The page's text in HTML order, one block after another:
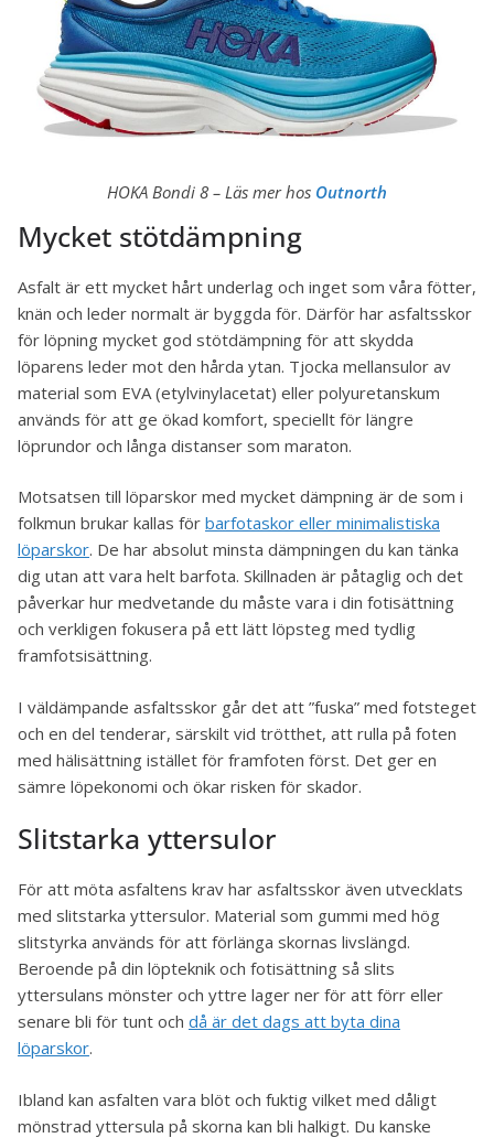
HOKA Bondi 8 – Läs mer hos Outnorth
Mycket stötdämpning
Asfalt är ett mycket hårt underlag och inget som våra fötter,
knän och leder normalt är byggda för. Därför har asfaltsskor
för löpning mycket god stötdämpning för att skydda
löparens leder mot den hårda ytan. Tjocka mellansulor av
material som EVA (etylvinylacetat) eller polyuretanskum
används för att ge ökad komfort, speciellt för längre
löprundor och långa distanser som maraton.
Motsatsen till löparskor med mycket dämpning är de som i
folkmun brukar kallas för barfotaskor eller minimalistiska
löparskor. De har absolut minsta dämpningen du kan tänka
dig utan att vara helt barfota. Skillnaden är påtaglig och det
påverkar hur medvetande du måste vara i din fotisättning
och verkligen fokusera på ett lätt löpsteg med tydlig
framfotsisättning.
I väldämpande asfaltsskor går det att ”fuska” med fotsteget
och en del tenderar, särskilt vid trötthet, att rulla på foten
med hälisättning istället för framfoten först. Det ger en
sämre löpekonomi och ökar risken för skador.
Slitstarka yttersulor
För att möta asfaltens krav har asfaltsskor även utvecklats
med slitstarka yttersulor. Material som gummi med hög
slitstyrka används för att förlänga skornas livslängd.
Beroende på din löpteknik och fotisättning så slits
yttersulans mönster och yttre lager ner för att förr eller
senare bli för tunt och då är det dags att byta dina
löparskor.
Ibland kan asfalten vara blöt och fuktig vilket med dåligt
mönstrad yttersula på skorna kan bli halkigt. Du kanske